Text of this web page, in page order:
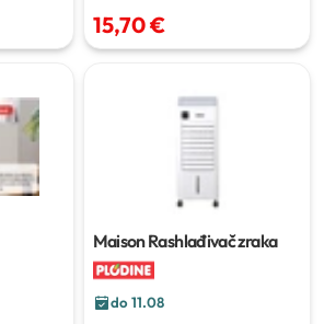
15,70 €
Maison Rashlađivač zraka
do 11.08